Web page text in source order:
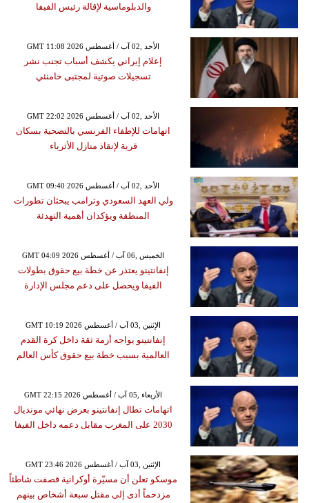
والدبلوماسية لإقالة رئيس الفيفا
GMT 11:08 2026 الأحد ,02 آب / أغسطس
إعلام إيراني يكشف أسباب تجنب نشر
تسجيلات صوتية لمجتبى خامنئي
GMT 22:02 2026 الأحد ,02 آب / أغسطس
اتهامات للإطفاء الفرنسي بالتضحية بسكان
قرية لإنقاذ منازل الأثرياء
GMT 09:40 2026 الأحد ,02 آب / أغسطس
ولي العهد السعودي وترامب يبحثان تطورات
المنطقة ويؤكدان أهمية التهدئة
GMT 04:09 2026 الخميس ,06 آب / أغسطس
إنفانتينو يعتذر عن خطة بيع حقوق بطولات
الفيفا ويحصل على دعم مجلس الإدارة
GMT 10:19 2026 الإثنين ,03 آب / أغسطس
إنفانتينو يواجه أزمة ثقة داخل كرة القدم
العالمية بسبب خطة بيع حقوق كأس العالم
GMT 22:15 2026 الأربعاء ,05 آب / أغسطس
اتهامات تطال إنفانتينو بعرض نهائي مونديال
2030 على المغرب مقابل دعمه داخل الفيفا
GMT 23:46 2026 الإثنين ,03 آب / أغسطس
موسكو تعلن أن مسيّرة أوكرانية قصفت شاطئاً
مزدحماً أدى إلى مقتل سبعة أشخاص بينهم